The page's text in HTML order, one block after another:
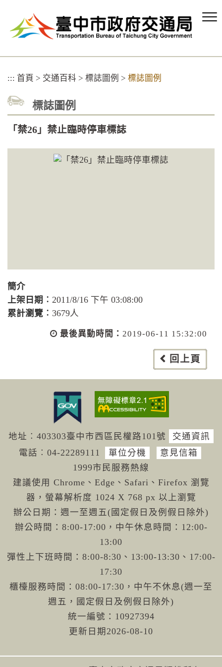
容
::: 首頁 > 交通百科 > 標誌圖例 > 標誌圖例
標誌圖例
「禁26」禁止臨時停車標誌
簡介
上架日期︰ 2011/8/16 下午 03:08:00
累計瀏覽︰ 3679人
最後異動時間： 2019-06-11 15:32:00
回上頁
地址︰403303臺中市西區民權路101號
交通資訊
電話︰04-22289111 單位分機
意見信箱
1999市民服務熱線
建議使用 Chrome、Edge、Safari、Firefox 瀏覽
器，螢幕解析度 1024 X 768 px 以上瀏覽
辦公日期：週一至週五(國定假日及例假日除外)
辦公時間：8:00-17:00，中午休息時間：12:00-
13:00
彈性上下班時間：8:00-8:30、13:00-13:30、17:00-
17:30
櫃檯服務時間：08:00-17:30，中午不休息(週一至
週五，國定假日及例假日除外)
統一編號：10927394
更新日期 2026-08-10